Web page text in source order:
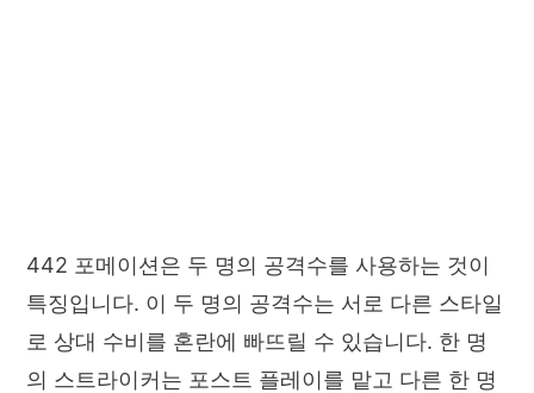
442 포메이션은 두 명의 공격수를 사용하는 것이
특징입니다. 이 두 명의 공격수는 서로 다른 스타일
로 상대 수비를 혼란에 빠뜨릴 수 있습니다. 한 명
의 스트라이커는 포스트 플레이를 맡고 다른 한 명